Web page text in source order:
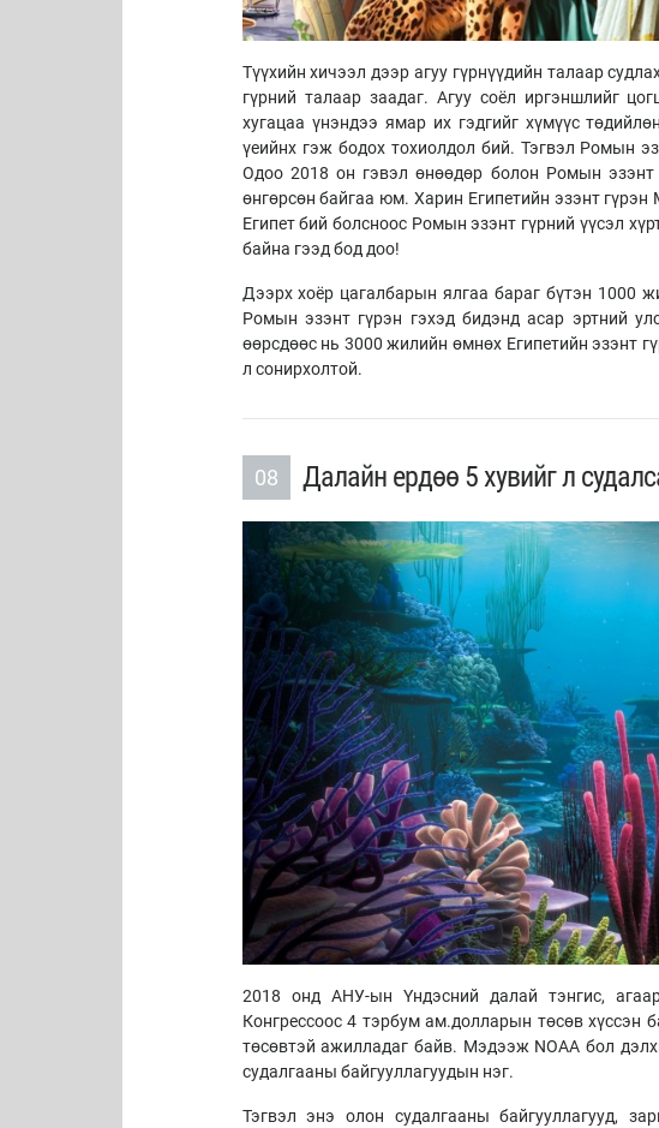
Түүхийн хичээл дээр агуу гүрнүүдийн талаар
гүрний талаар заадаг. Агуу соёл иргэншлийг
хугацаа үнэндээ ямар их гэдгийг хүмүүс
үеийнх гэж бодох тохиолдол бий. Тэгвэл Ромын
Одоо 2018 он гэвэл өнөөдөр болон Ромын
өнгөрсөн байгаа юм. Харин Египетийн эзэнт
Египет бий болсноос Ромын эзэнт гүрний үүсэл
байна гээд бод доо!
Дээрх хоёр цагалбарын ялгаа бараг бүтэн 1000
Ромын эзэнт гүрэн гэхэд бидэнд асар эртний
өөрсдөөс нь 3000 жилийн өмнөх Египетийн эзэнт
л сонирхолтой.
08 Далайн ердөө 5 хувийг л
2018 онд АНУ-ын Үндэсний далай тэнгис,
Конгрессоос 4 тэрбум ам.долларын төсөв хүссэн
төсөвтэй ажилладаг байв. Мэдээж NOAA бол
судалгааны байгууллагуудын нэг.
Тэгвэл энэ олон судалгааны байгууллагууд,